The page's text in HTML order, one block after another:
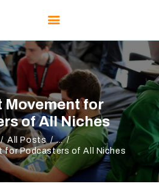
Movement for
of All Niches
All Posts
...
for Podcasters of All Niches